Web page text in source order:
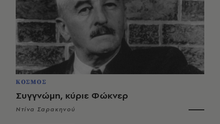
ΚΟΣΜΟΣ
Συγγνώμη, κύριε Φώκνερ
Ντίνα Σαρακηνού